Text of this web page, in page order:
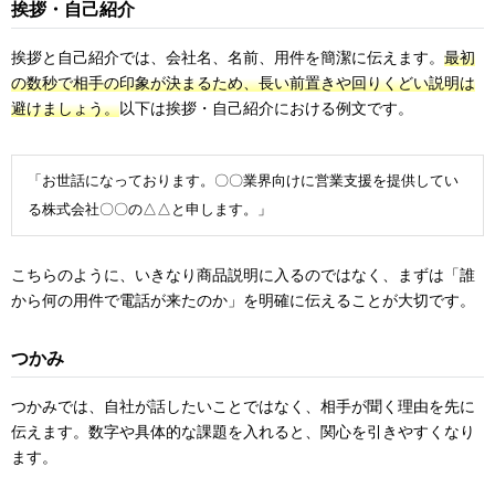
挨拶・自己紹介
挨拶と自己紹介では、会社名、名前、用件を簡潔に伝えます。 最初
の数秒で相手の印象が決まるため、長い前置きや回りくどい説明は
避けましょう。以下は挨拶・自己紹介における例文です。
「お世話になっております。〇〇業界向けに営業支援を提供してい
る株式会社〇〇の△△と申します。」
こちらのように、いきなり商品説明に入るのではなく、まずは「誰
から何の用件で電話が来たのか」を明確に伝えることが大切です。
つかみ
つかみでは、自社が話したいことではなく、相手が聞く理由を先に
伝えます。数字や具体的な課題を入れると、関心を引きやすくなり
ます。